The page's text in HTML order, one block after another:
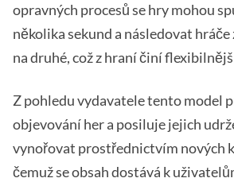
opravných procesů se hry mohou
několika sekund a následovat
na druhé, což z hraní činí
Z pohledu vydavatele tento model
objevování her a posiluje jejich
vynořovat prostřednictvím nových
čemuž se obsah dostává k